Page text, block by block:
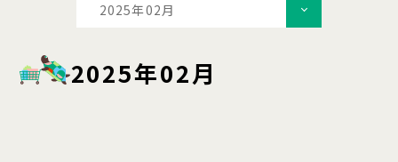
2025年02月
2025年02月